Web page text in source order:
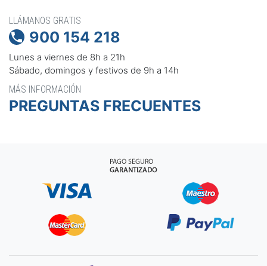
LLÁMANOS GRATIS
 900 154 218
Lunes a viernes de 8h a 21h
Sábado, domingos y festivos de 9h a 14h
MÁS INFORMACIÓN
PREGUNTAS FRECUENTES